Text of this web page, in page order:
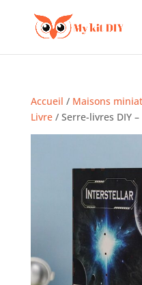
Accueil / Maisons
Livre/ Serre-livres DIY